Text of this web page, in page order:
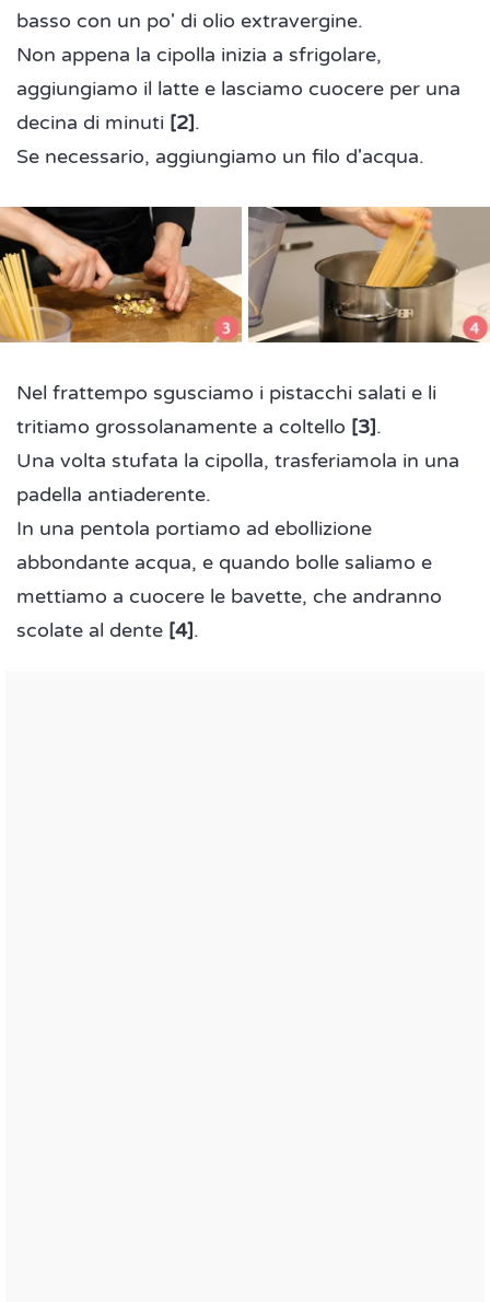
basso con un po' di olio extravergine.
Non appena la cipolla inizia a sfrigolare,
aggiungiamo il latte e lasciamo cuocere per una
decina di minuti [2].
Se necessario, aggiungiamo un filo d'acqua.
Nel frattempo sgusciamo i pistacchi salati e li
tritiamo grossolanamente a coltello [3].
Una volta stufata la cipolla, trasferiamola in una
padella antiaderente.
In una pentola portiamo ad ebollizione
abbondante acqua, e quando bolle saliamo e
mettiamo a cuocere le bavette, che andranno
scolate al dente [4].